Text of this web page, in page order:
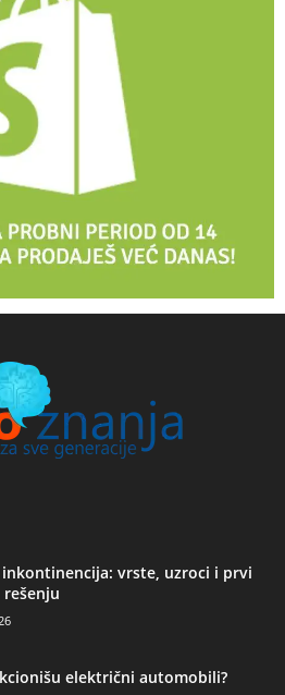
vrste, uzroci i prvi
rešenju
električni automobili?